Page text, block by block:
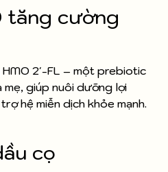
tăng cường
2'-FL – một prebiotic
giúp nuôi dưỡng lợi
hệ miễn dịch khỏe mạnh.
cọ